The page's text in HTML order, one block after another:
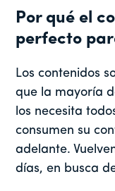
Por qué el
perfecto
Los contenidos
que la mayoría
los necesita
consumen su
adelante.
días, en busca